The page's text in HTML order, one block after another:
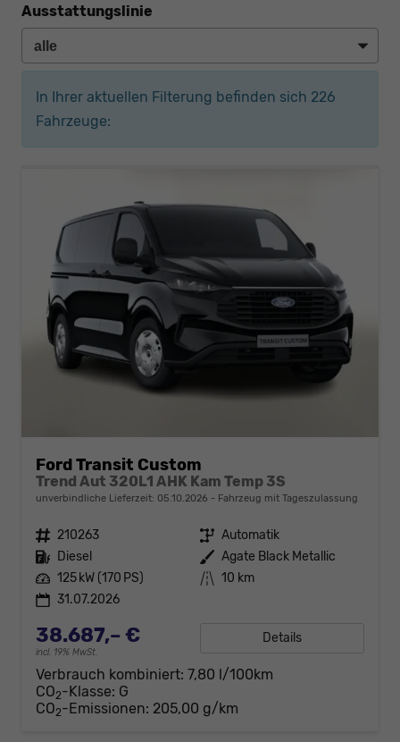
Ausstattungslinie
In Ihrer aktuellen Filterung befinden sich 226
Fahrzeuge:
Ford Transit Custom
Trend Aut 320L1 AHK Kam Temp 3S
unverbindliche Lieferzeit: 05.10.2026 Fahrzeug mit Tageszulassung
Fahrzeugnr. 210263 Getriebe Automatik
Kraftstoff Diesel Außenfarbe Agate Black Metallic
Leistung 125 kW (170 PS) Kilometerstand 10 km
31.07.2026
38.687,– €
incl. 19% MwSt.
Details
Verbrauch kombiniert: 7,80 l/100km
CO2-Klasse: G
CO2-Emissionen: 205,00 g/km